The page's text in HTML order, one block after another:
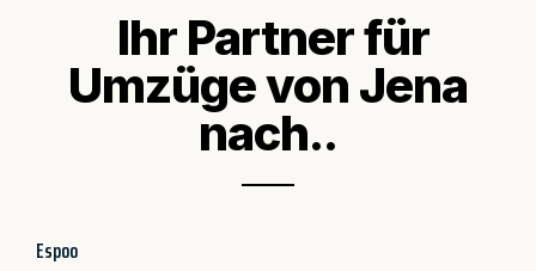
Ihr Partner für
Umzüge von Jena
nach..
Espoo